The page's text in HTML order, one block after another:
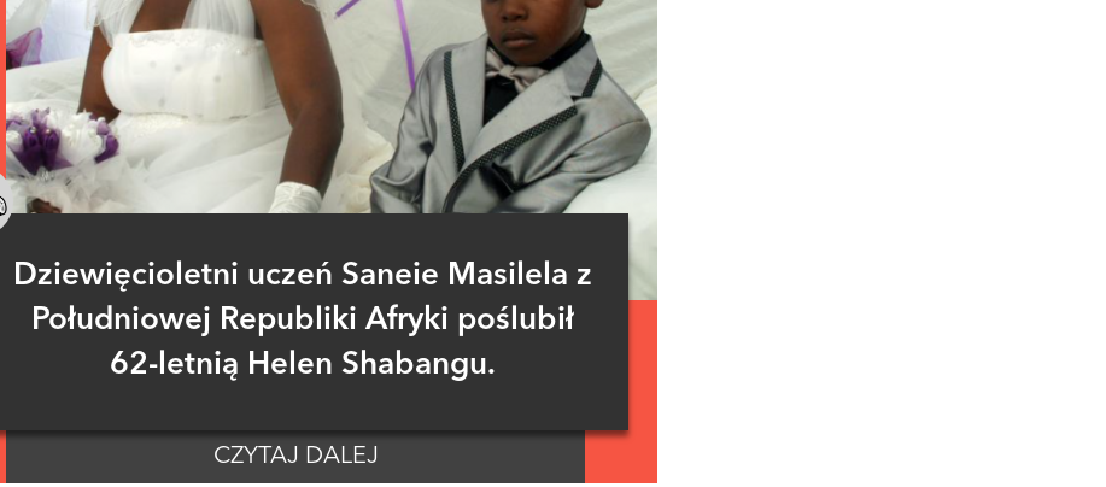
Dziewięcioletni uczeń Saneie Masilela z
Południowej Republiki Afryki poślubił
62-letnią Helen Shabangu.
CZYTAJ DALEJ